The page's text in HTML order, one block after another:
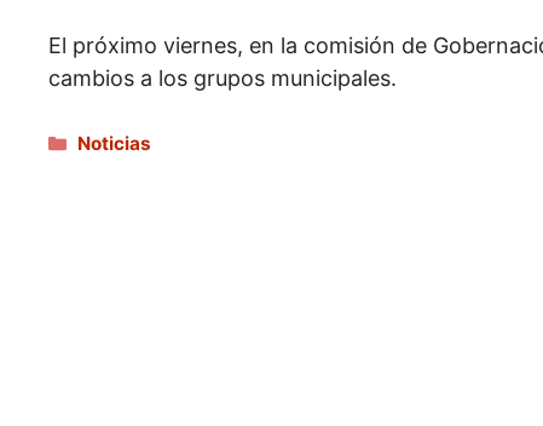
El próximo viernes, en la comisión de
cambios a los grupos municipales.
Categorías
Noticias